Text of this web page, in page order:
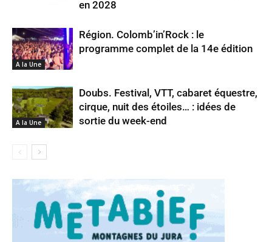
en 2028
A la Une
Région. Colomb’in’Rock : le
programme complet de la 14e édition
A la Une
Doubs. Festival, VTT, cabaret équestre,
cirque, nuit des étoiles… : idées de
sortie du week-end